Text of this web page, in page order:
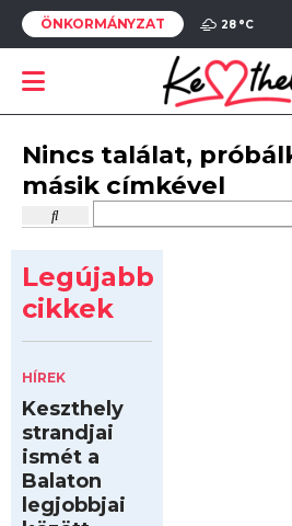
ÖNKORMÁNYZAT 28 °C
Nincs találat,
másik címkével
Legújabb
cikkek
HÍREK
Keszthely
strandjai
ismét a
Balaton
legjobbjai